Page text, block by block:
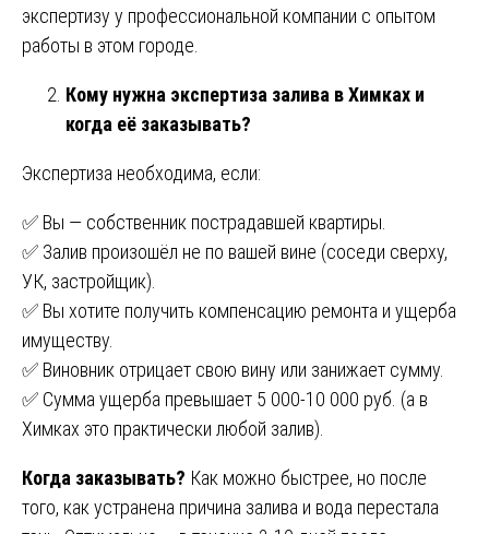
экспертизу у профессиональной компании с опытом
работы в этом городе.
Кому нужна экспертиза залива в Химках и
когда её заказывать?
Экспертиза необходима, если:
✅ Вы — собственник пострадавшей квартиры.
✅ Залив произошёл не по вашей вине (соседи сверху,
УК, застройщик).
✅ Вы хотите получить компенсацию ремонта и ущерба
имуществу.
✅ Виновник отрицает свою вину или занижает сумму.
✅ Сумма ущерба превышает 5 000-10 000 руб. (а в
Химках это практически любой залив).
Когда заказывать? Как можно быстрее, но после
того, как устранена причина залива и вода перестала